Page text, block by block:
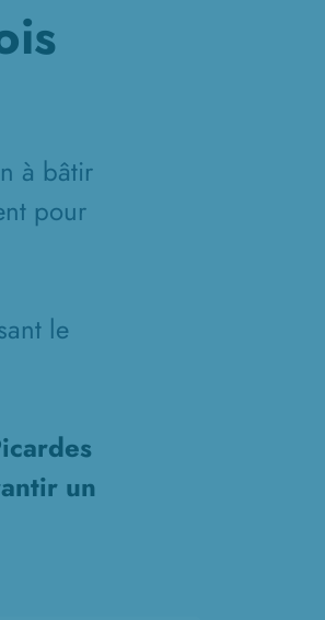
à bâtir
pour
le
un